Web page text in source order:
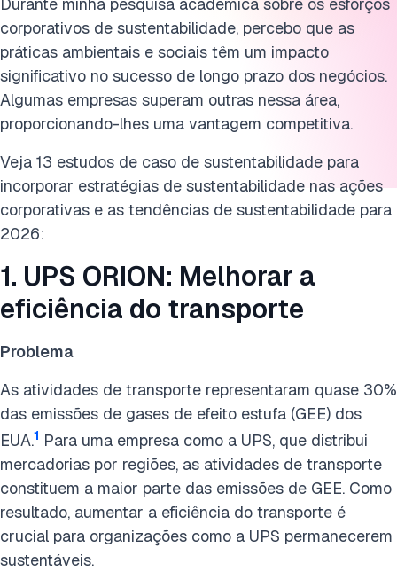
corporativos de sustentabilidade, percebo que as
práticas ambientais e sociais têm um impacto
significativo no sucesso de longo prazo dos negócios.
Algumas empresas superam outras nessa área,
proporcionando-lhes uma vantagem competitiva.
Veja 13 estudos de caso de sustentabilidade para
incorporar estratégias de sustentabilidade nas ações
corporativas e as tendências de sustentabilidade para
2026:
1. UPS ORION: Melhorar a
eficiência do transporte
Problema
As atividades de transporte representaram quase 30%
das emissões de gases de efeito estufa (GEE) dos
EUA.1 Para uma empresa como a UPS, que distribui
mercadorias por regiões, as atividades de transporte
constituem a maior parte das emissões de GEE. Como
resultado, aumentar a eficiência do transporte é
crucial para organizações como a UPS permanecerem
sustentáveis.
8. Signify light-as-a-service: Aprimorar a responsabilidade
do produto
9. Airbus: Fabricar aviões mais leves com impressão 3D
10. Tata Power: Usinas solares nos telhados
11. Impact Foundation: Colocar o capital filantrópico para
trabalhar
12. Global Recycling Foundation: Destacar o benefício da
13. O.N.E Amazon: Proteger a floresta tropical usando
tecnologia
14. Conselho de Carbono da Delta Air Lines: Reduzir a
multifuncional
Cite esta pesquisa